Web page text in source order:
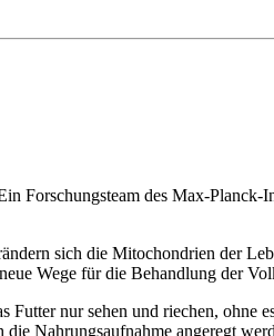
Forschungsteam des Max-
sich die Mitochondrien der
Wege für die Behandlung der
nur sehen und riechen,
Nahrungsaufnahme angeregt